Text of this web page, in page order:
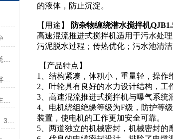
不锈钢潜水搅拌机：高效稳定的搅拌产品
的液体，防止沉淀。
【用途】
防杂物缠绕潜水搅拌机
高速混流推进式搅拌机适用于污水处
污泥脱水过程；传热优化；污水池清
【产品特点】
1、结构紧凑，体积小，重量轻，操作
2、叶轮具有良好的水力设计结构，工
3、高速混流推进式搅拌机与曝气系统
4、电机绕组绝缘等级为F级，防护等
装置，使电机的工作更加安全可靠。
5、两道独立的机械密封，机械密封的